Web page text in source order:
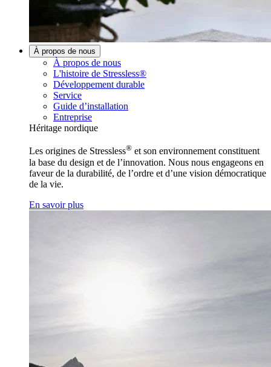
À propos de nous
À propos de nous
L'histoire de Stressless®
Développement durable
Service
Guide d’installation
Entreprise
Héritage nordique
Les origines de Stressless® et son environnement constituent
la base du design et de l’innovation. Nous nous engageons en
faveur de la durabilité, de l’ordre et d’une vision démocratique
de la vie.
En savoir plus